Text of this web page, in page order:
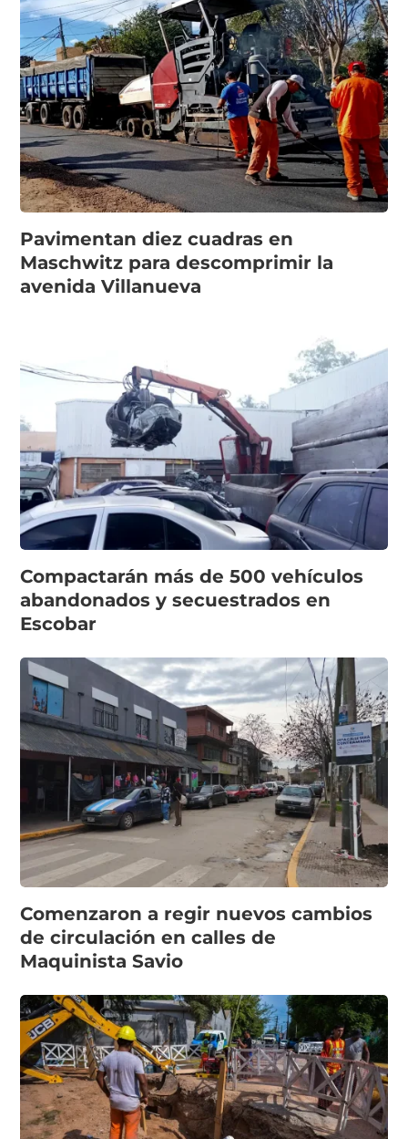
Pavimentan diez cuadras en
Maschwitz para descomprimir la
avenida Villanueva
Compactarán más de 500 vehículos
abandonados y secuestrados en
Escobar
Comenzaron a regir nuevos cambios
de circulación en calles de
Maquinista Savio